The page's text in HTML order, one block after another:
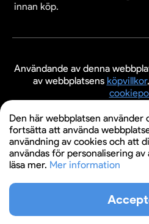
innan köp.
Användande av denna
av webbplatsens köpvillkor,
© 2026
Den här webbplatsen använder
fortsätta att använda
användning av cookies och att
användas för personalisering
läsa mer. Mer information